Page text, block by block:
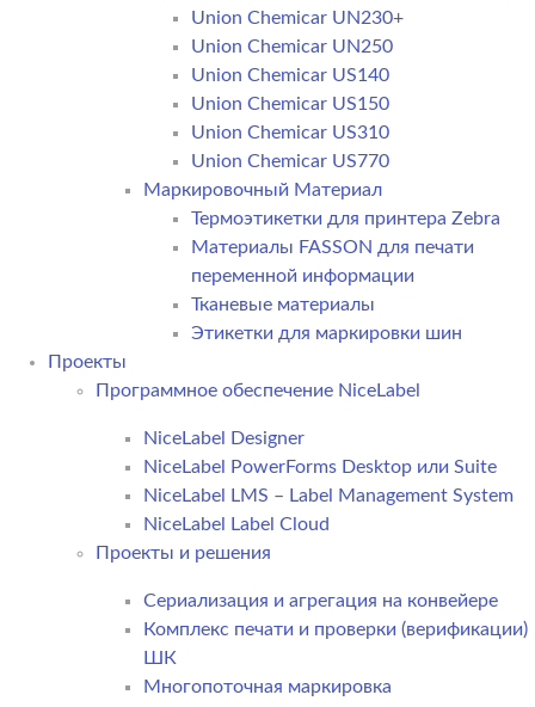
Union Chemicar UN230+
Union Chemicar UN250
Union Chemicar US140
Union Chemicar US150
Union Chemicar US310
Union Chemicar US770
Маркировочный Материал
Термоэтикетки для принтера Zebra
Материалы FASSON для печати
переменной информации
Тканевые материалы
Этикетки для маркировки шин
Проекты
Программное обеспечение NiceLabel
NiceLabel Designer
NiceLabel PowerForms Desktop или Suite
NiceLabel LMS – Label Management System
NiceLabel Label Cloud
Проекты и решения
Сериализация и агрегация на конвейере
Комплекс печати и проверки (верификации)
ШК
Многопоточная маркировка